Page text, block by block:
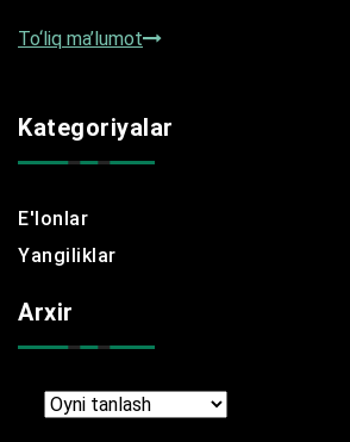
To‘liq ma’lumot
Kategoriyalar
E'lonlar
Yangiliklar
Arxir
Arxir